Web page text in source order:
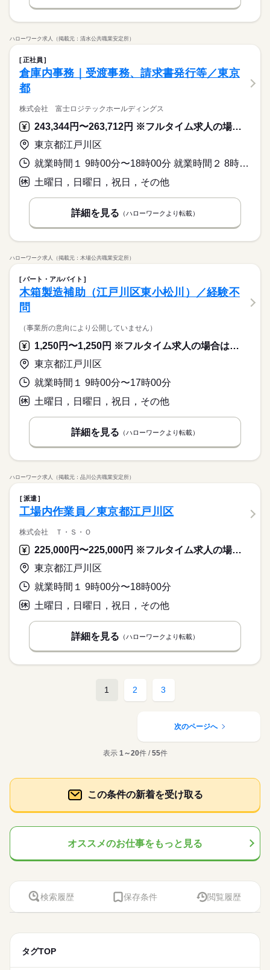
ハローワーク求人（掲載元：清水公共職業安定所）
正社員
倉庫内事務｜受渡事務、請求書発行等／東京
都
株式会社 富士ロジテックホールディングス
243,344円〜263,712円 ※フルタイム求人の場合は月額（換算額）、パート求人の場合は時間額を表示しています。
東京都江戸川区
就業時間１ 9時00分〜18時00分 就業時間２ 8時45分〜17時45分 就業時間３ 8時50分〜17時50分 就業時間に関する特記事項 ※配属先により就業時間は異なります。
土曜日，日曜日，祝日，その他
詳細を見る （ハローワークより転載）
ハローワーク求人（掲載元：木場公共職業安定所）
パート・アルバイト
木箱製造補助（江戸川区東小松川）／経験不
問
（事業所の意向により公開していません）
1,250円〜1,250円 ※フルタイム求人の場合は月額（換算額）、パート求人の場合は時間額を表示しています。
東京都江戸川区
就業時間１ 9時00分〜17時00分
土曜日，日曜日，祝日，その他
詳細を見る （ハローワークより転載）
ハローワーク求人（掲載元：品川公共職業安定所）
派遣
工場内作業員／東京都江戸川区
株式会社 Ｔ・Ｓ・Ｏ
225,000円〜225,000円 ※フルタイム求人の場合は月額（換算額）、パート求人の場合は時間額を表示しています。
東京都江戸川区
就業時間１ 9時00分〜18時00分
土曜日，日曜日，祝日，その他
詳細を見る （ハローワークより転載）
1 2 3
次のページへ
表示 1～20件 /55件
この条件の新着を受け取る
オススメのお仕事をもっと見る
検索履歴 保存条件 閲覧履歴
タグTOP